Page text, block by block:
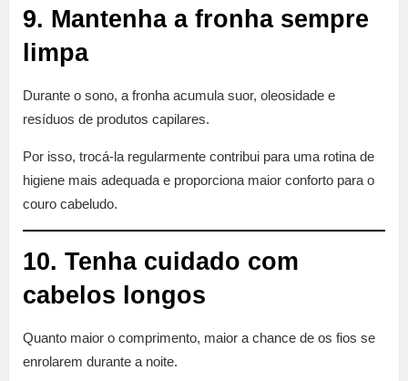
9. Mantenha a fronha sempre
limpa
Durante o sono, a fronha acumula suor, oleosidade e
resíduos de produtos capilares.
Por isso, trocá-la regularmente contribui para uma rotina de
higiene mais adequada e proporciona maior conforto para o
couro cabeludo.
10. Tenha cuidado com
cabelos longos
Quanto maior o comprimento, maior a chance de os fios se
enrolarem durante a noite.